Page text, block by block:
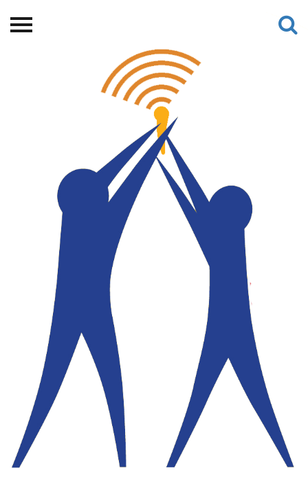
Beranda
Permohonan Hibah
Blog CME
Proyek Terdahulu
Kredit Web-site